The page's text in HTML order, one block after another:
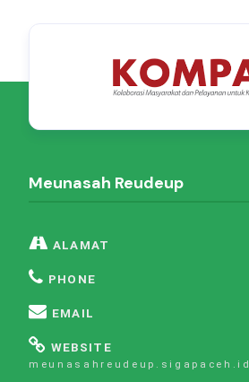
Meunasah Reudeup
ALAMAT
PHONE
EMAIL
WEBSITE
meunasahreudeup.sigapaceh.id